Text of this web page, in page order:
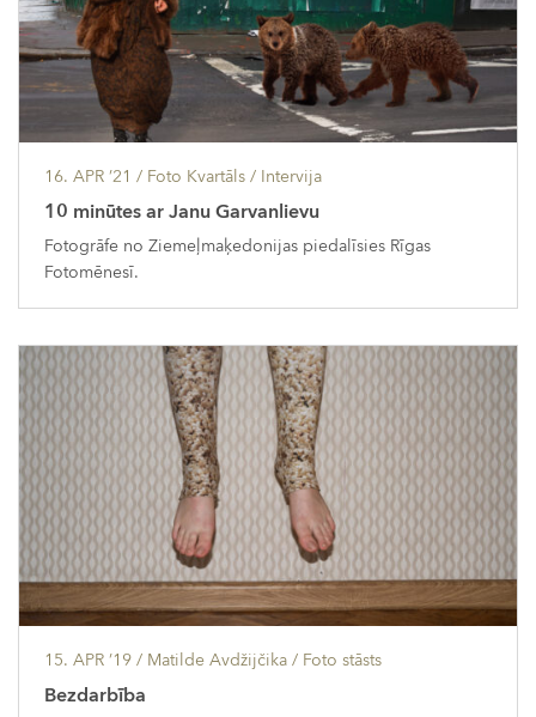
16. APR ’21 / Foto Kvartāls / Intervija
10 minūtes ar Janu Garvanlievu
Fotogrāfe no Ziemeļmaķedonijas piedalīsies Rīgas
Fotomēnesī.
15. APR ’19 / Matilde Avdžijčika / Foto stāsts
Bezdarbība